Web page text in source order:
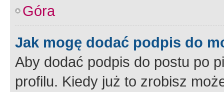
Góra
Jak mogę dodać podpis do
Aby dodać podpis do postu po
profilu. Kiedy już to zrobisz